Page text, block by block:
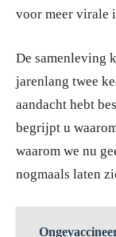
voor meer virale
De samenleving
jarenlang twee
aandacht hebt
begrijpt u
waarom we nu
nogmaals laten